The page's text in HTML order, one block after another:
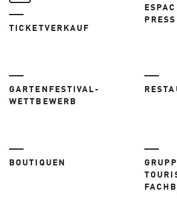
TICKETVERKAUF
PRESS
GARTENFESTIVAL-
WETTBEWERB
BOUTIQUEN